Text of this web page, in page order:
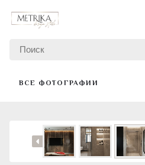
ВСЕ ФОТОГРАФИИ